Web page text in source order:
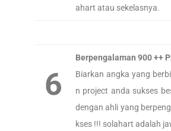
ahart atau sekelasnya.
6
Berpengalaman 900 ++
Biarkan angka yang
n project anda sukses
dengan ahli yang
kses !!! solahart adalah